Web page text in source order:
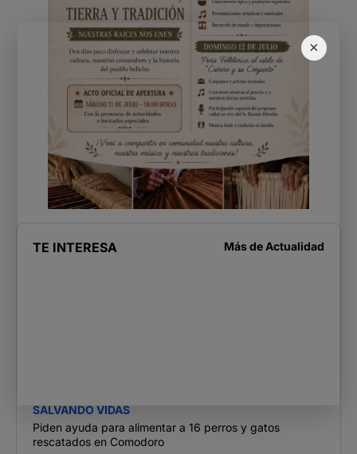
×
TE INTERESA Más de Actualidad
SALVANDO VIDAS
Piden ayuda para alimentar a 16 perros y gatos
rescatados en Comodoro